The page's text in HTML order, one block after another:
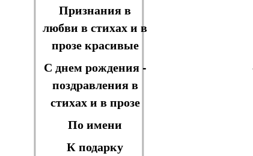
Признания в
любви в стихах и в
прозе красивые
С днем рождения -
поздравления в
стихах и в прозе
По имени
К подарку